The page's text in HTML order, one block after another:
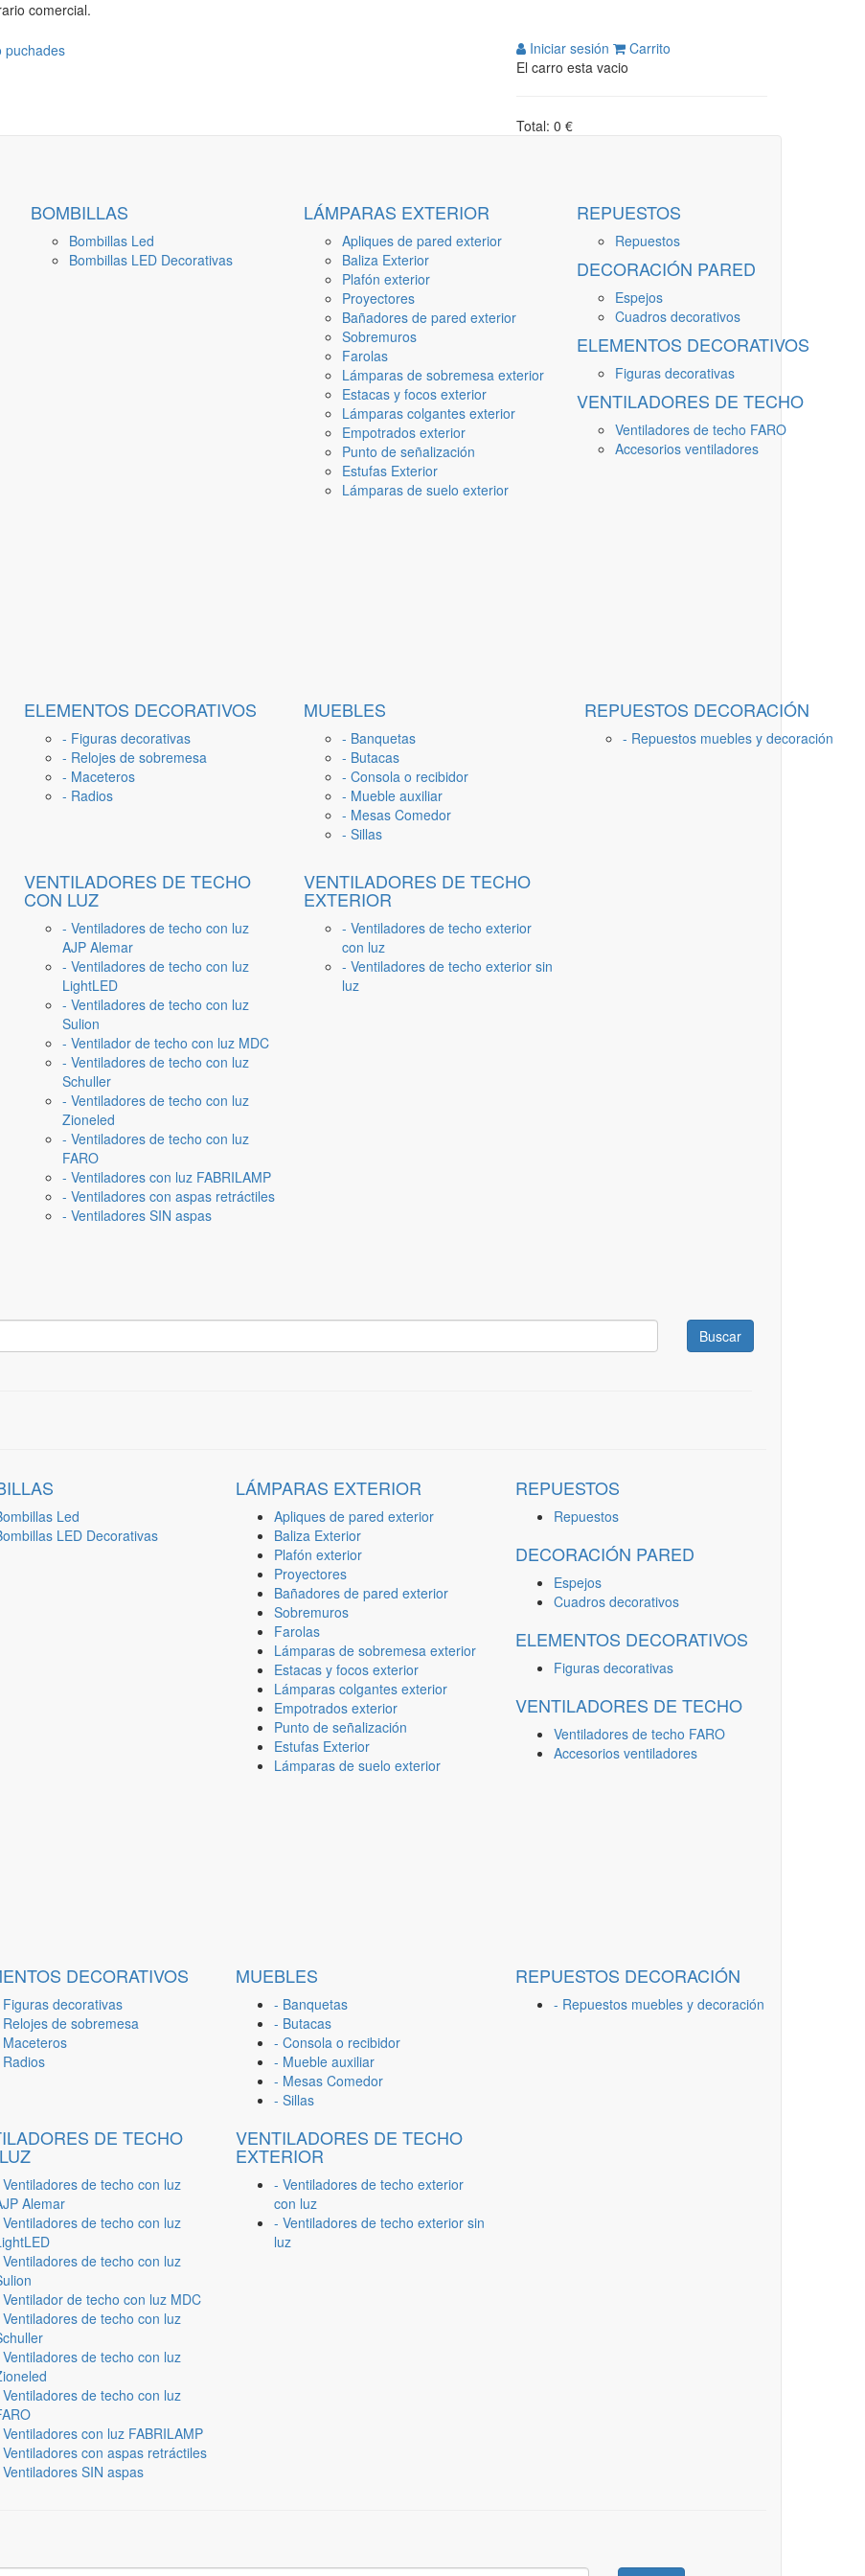
comercial.
Iniciar sesión
Carrito
El carro esta vacio
Total: 0 €
BOMBILLAS
Bombillas Led
Bombillas LED Decorativas
LÁMPARAS EXTERIOR
Apliques de pared exterior
Baliza Exterior
Plafón exterior
Proyectores
Bañadores de pared exterior
Sobremuros
Farolas
Lámparas de sobremesa exterior
Estacas y focos exterior
Lámparas colgantes exterior
Empotrados exterior
Punto de señalización
Estufas Exterior
Lámparas de suelo exterior
REPUESTOS
Repuestos
DECORACIÓN PARED
Espejos
Cuadros decorativos
ELEMENTOS DECORATIVOS
Figuras decorativas
VENTILADORES DE TECHO
Ventiladores de techo FARO
Accesorios ventiladores
ELEMENTOS DECORATIVOS
- Figuras decorativas
- Relojes de sobremesa
- Maceteros
- Radios
MUEBLES
- Banquetas
- Butacas
- Consola o recibidor
- Mueble auxiliar
- Mesas Comedor
- Sillas
REPUESTOS DECORACIÓN
- Repuestos muebles y decoración
VENTILADORES DE TECHO
CON LUZ
- Ventiladores de techo con luz
AJP Alemar
- Ventiladores de techo con luz
LightLED
- Ventiladores de techo con luz
Sulion
- Ventilador de techo con luz MDC
- Ventiladores de techo con luz
Schuller
- Ventiladores de techo con luz
Zioneled
- Ventiladores de techo con luz
FARO
- Ventiladores con luz FABRILAMP
- Ventiladores con aspas retráctiles
- Ventiladores SIN aspas
VENTILADORES DE TECHO
EXTERIOR
- Ventiladores de techo exterior
con luz
- Ventiladores de techo exterior sin
luz
Buscar
Led
LED Decorativas
LÁMPARAS EXTERIOR
Apliques de pared exterior
Baliza Exterior
Plafón exterior
Proyectores
Bañadores de pared exterior
Sobremuros
Farolas
Lámparas de sobremesa exterior
Estacas y focos exterior
Lámparas colgantes exterior
Empotrados exterior
Punto de señalización
Estufas Exterior
Lámparas de suelo exterior
REPUESTOS
Repuestos
DECORACIÓN PARED
Espejos
Cuadros decorativos
ELEMENTOS DECORATIVOS
Figuras decorativas
VENTILADORES DE TECHO
Ventiladores de techo FARO
Accesorios ventiladores
DECORATIVOS
decorativas
de sobremesa
MUEBLES
- Banquetas
- Butacas
- Consola o recibidor
- Mueble auxiliar
- Mesas Comedor
- Sillas
REPUESTOS DECORACIÓN
- Repuestos muebles y decoración
DE TECHO
de techo con luz
Alemar
de techo con luz
de techo con luz
de techo con luz MDC
de techo con luz
de techo con luz
de techo con luz
con luz FABRILAMP
con aspas retráctiles
SIN aspas
VENTILADORES DE TECHO
EXTERIOR
- Ventiladores de techo exterior
con luz
- Ventiladores de techo exterior sin
luz